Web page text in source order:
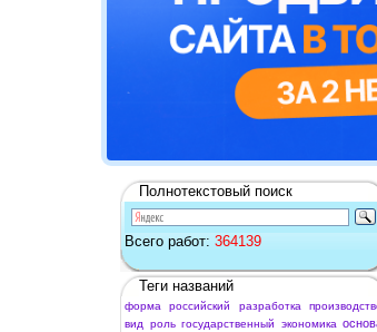
Полнотекстовый поиск
Всего работ: 364139
Теги названий
форма российский разработка
вид
роль государственный экономика